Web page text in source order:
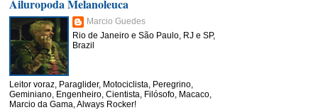
Ailuropoda Melanoleuca
Marcio Guedes
Rio de Janeiro e São Paulo, RJ e SP,
Brazil
Leitor voraz, Paraglider, Motociclista, Peregrino,
Geminiano, Engenheiro, Cientista, Filósofo, Macaco,
Marcio da Gama, Always Rocker!